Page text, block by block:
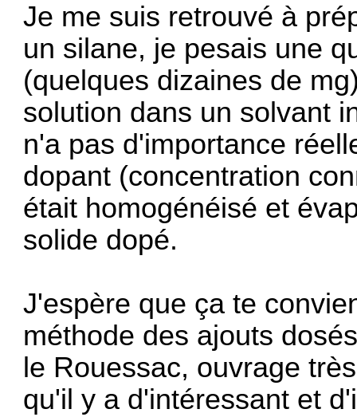
Je me suis retrouvé à
un silane, je pesais une
(quelques dizaines de
solution dans un solvant
n'a pas d'importance
dopant (concentration
était homogénéisé et
solide dopé.
J'espère que ça te
méthode des ajouts
le Rouessac, ouvrage
qu'il y a d'intéressant et